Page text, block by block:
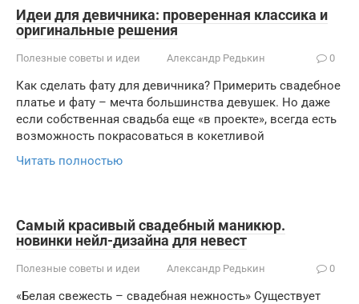
Идеи для девичника: проверенная классика и
оригинальные решения
Полезные советы и идеи Александр Редькин 0
Как сделать фату для девичника? Примерить свадебное
платье и фату – мечта большинства девушек. Но даже
если собственная свадьба еще «в проекте», всегда есть
возможность покрасоваться в кокетливой
Читать полностью
Самый красивый свадебный маникюр.
новинки нейл-дизайна для невест
Полезные советы и идеи Александр Редькин 0
«Белая свежесть – свадебная нежность» Существует